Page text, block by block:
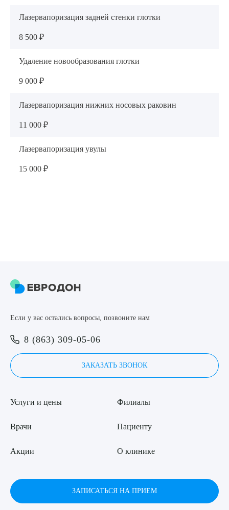
Лазервапоризация задней стенки глотки
8 500 ₽
Удаление новообразования глотки
9 000 ₽
Лазервапоризация нижних носовых раковин
11 000 ₽
Лазервапоризация увулы
15 000 ₽
Если у вас остались вопросы, позвоните нам
8 (863) 309-05-06
ЗАКАЗАТЬ ЗВОНОК
Услуги и цены
Врачи
Акции
Филиалы
Пациенту
О клинике
ЗАПИСАТЬСЯ НА ПРИЕМ